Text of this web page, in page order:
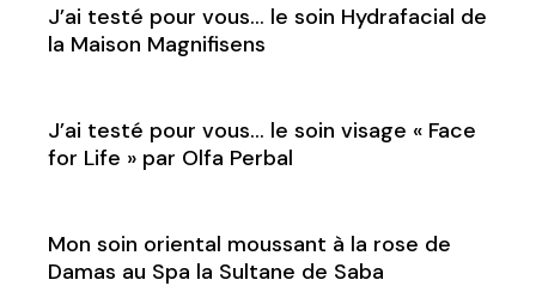
J’ai testé pour vous… le soin Hydrafacial de
la Maison Magnifisens
J’ai testé pour vous… le soin visage « Face
for Life » par Olfa Perbal
Mon soin oriental moussant à la rose de
Damas au Spa la Sultane de Saba